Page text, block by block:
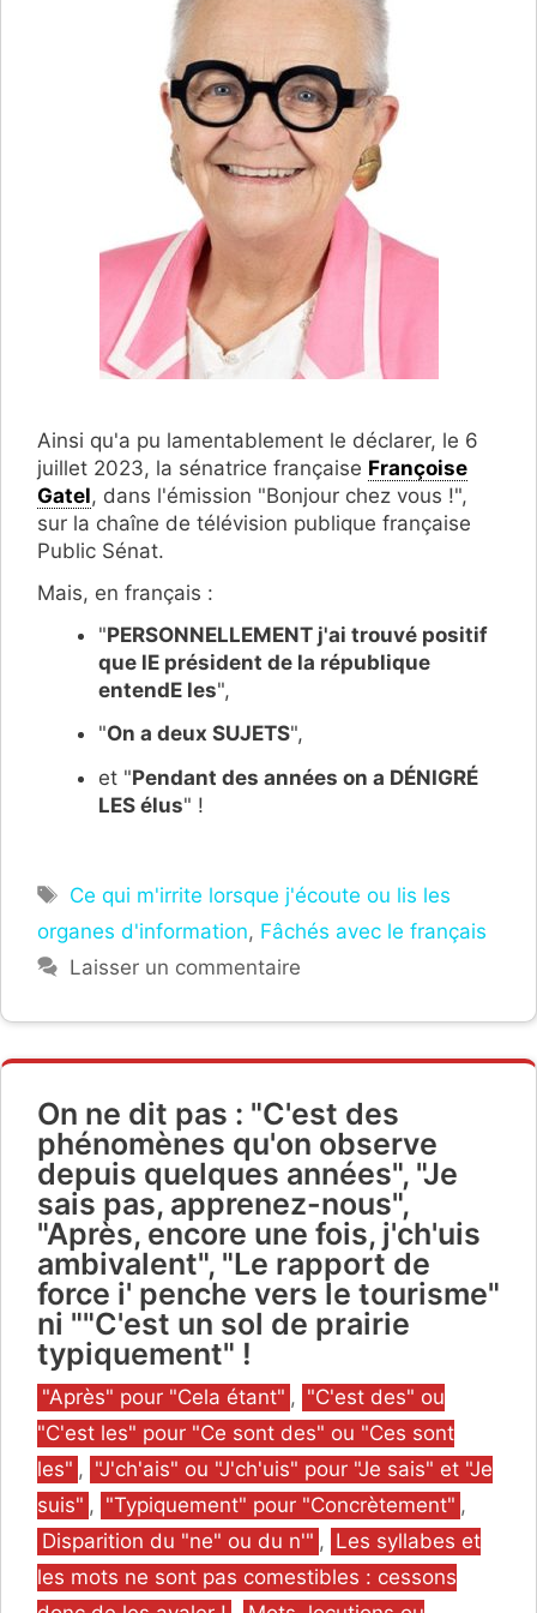
Ainsi qu'a pu lamentablement le déclarer, le 6
juillet 2023, la sénatrice française Françoise
Gatel, dans l'émission "Bonjour chez vous !",
sur la chaîne de télévision publique française
Public Sénat.
Mais, en français :
"PERSONNELLEMENT j'ai trouvé positif
que lE président de la république
entendE les",
"On a deux SUJETS",
et "Pendant des années on a DÉNIGRÉ
LES élus" !
Étiquettes
Ce qui m'irrite lorsque j'écoute ou lis les
organes d'information, Fâchés avec le français
Laisser un commentaire
On ne dit pas : "C'est des
phénomènes qu'on observe
depuis quelques années", "Je
sais pas, apprenez-nous",
"Après, encore une fois, j'ch'uis
ambivalent", "Le rapport de
force i' penche vers le tourisme"
ni ""C'est un sol de prairie
typiquement" !
Catégories
"Après" pour "Cela étant" , "C'est des" ou
"C'est les" pour "Ce sont des" ou "Ces sont
les" , "J'ch'ais" ou "J'ch'uis" pour "Je sais" et "Je
suis" , "Typiquement" pour "Concrètement" ,
Disparition du "ne" ou du n'" , Les syllabes et
les mots ne sont pas comestibles : cessons